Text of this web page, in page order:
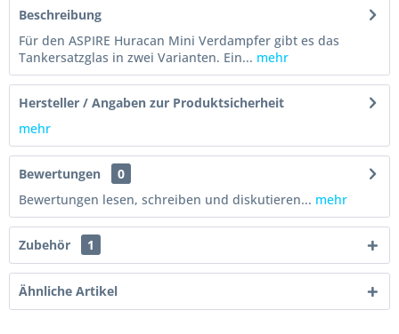
Beschreibung
Für den ASPIRE Huracan Mini Verdampfer gibt es das
Tankersatzglas in zwei Varianten. Ein... mehr
Hersteller / Angaben zur Produktsicherheit
mehr
Bewertungen
0
Bewertungen lesen, schreiben und diskutieren... mehr
Zubehör 1
Ähnliche Artikel